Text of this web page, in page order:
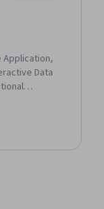
Application,
Data